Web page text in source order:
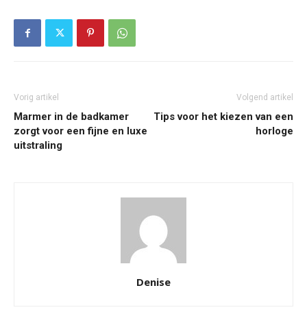
Vorig artikel
Marmer in de badkamer
zorgt voor een fijne en luxe
uitstraling
Volgend artikel
Tips voor het kiezen van een
horloge
Denise